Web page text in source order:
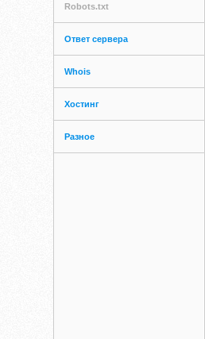
Robots.txt
Ответ сервера
Whois
Хостинг
Разное